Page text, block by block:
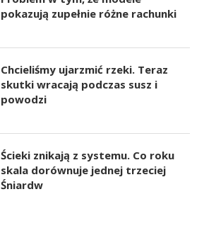
pokazują zupełnie różne rachunki
Chcieliśmy ujarzmić rzeki. Teraz
skutki wracają podczas susz i
powodzi
Ścieki znikają z systemu. Co roku
skala dorównuje jednej trzeciej
Śniardw